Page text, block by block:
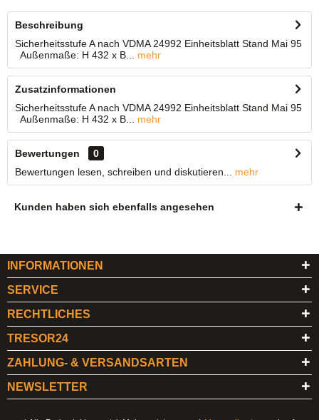
Beschreibung
Sicherheitsstufe A nach VDMA 24992 Einheitsblatt Stand Mai 95
Außenmaße: H 432 x B...
mehr
Zusatzinformationen
Sicherheitsstufe A nach VDMA 24992 Einheitsblatt Stand Mai 95
Außenmaße: H 432 x B...
mehr
Bewertungen
0
Bewertungen lesen, schreiben und diskutieren...
mehr
Kunden haben sich ebenfalls angesehen
INFORMATIONEN
SERVICE
RECHTLICHES
TRESOR24
ZAHLUNG- & VERSANDSARTEN
NEWSLETTER